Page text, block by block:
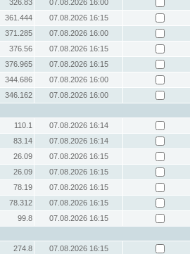
326.83
07.08.2026 16:00
361.444
07.08.2026 16:15
371.285
07.08.2026 16:00
376.56
07.08.2026 16:15
376.965
07.08.2026 16:15
344.686
07.08.2026 16:00
346.162
07.08.2026 16:00
110.1
07.08.2026 16:14
83.14
07.08.2026 16:14
26.09
07.08.2026 16:15
26.09
07.08.2026 16:15
78.19
07.08.2026 16:15
78.312
07.08.2026 16:15
99.8
07.08.2026 16:15
274.8
07.08.2026 16:15